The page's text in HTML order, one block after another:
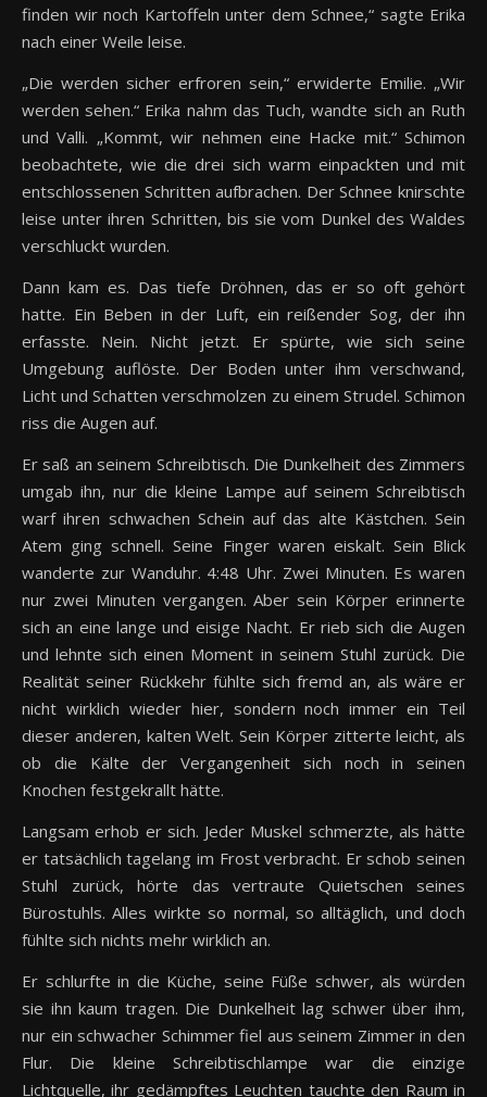
finden wir noch Kartoffeln unter dem Schnee,“ sagte Erika
nach einer Weile leise.
„Die werden sicher erfroren sein,“ erwiderte Emilie. „Wir
werden sehen.“ Erika nahm das Tuch, wandte sich an Ruth
und Valli. „Kommt, wir nehmen eine Hacke mit.“ Schimon
beobachtete, wie die drei sich warm einpackten und mit
entschlossenen Schritten aufbrachen. Der Schnee knirschte
leise unter ihren Schritten, bis sie vom Dunkel des Waldes
verschluckt wurden.
Dann kam es. Das tiefe Dröhnen, das er so oft gehört
hatte. Ein Beben in der Luft, ein reißender Sog, der ihn
erfasste. Nein. Nicht jetzt. Er spürte, wie sich seine
Umgebung auflöste. Der Boden unter ihm verschwand,
Licht und Schatten verschmolzen zu einem Strudel. Schimon
riss die Augen auf.
Er saß an seinem Schreibtisch. Die Dunkelheit des Zimmers
umgab ihn, nur die kleine Lampe auf seinem Schreibtisch
warf ihren schwachen Schein auf das alte Kästchen. Sein
Atem ging schnell. Seine Finger waren eiskalt. Sein Blick
wanderte zur Wanduhr. 4:48 Uhr. Zwei Minuten. Es waren
nur zwei Minuten vergangen. Aber sein Körper erinnerte
sich an eine lange und eisige Nacht. Er rieb sich die Augen
und lehnte sich einen Moment in seinem Stuhl zurück. Die
Realität seiner Rückkehr fühlte sich fremd an, als wäre er
nicht wirklich wieder hier, sondern noch immer ein Teil
dieser anderen, kalten Welt. Sein Körper zitterte leicht, als
ob die Kälte der Vergangenheit sich noch in seinen
Knochen festgekrallt hätte.
Langsam erhob er sich. Jeder Muskel schmerzte, als hätte
er tatsächlich tagelang im Frost verbracht. Er schob seinen
Stuhl zurück, hörte das vertraute Quietschen seines
Bürostuhls. Alles wirkte so normal, so alltäglich, und doch
fühlte sich nichts mehr wirklich an.
Er schlurfte in die Küche, seine Füße schwer, als würden
sie ihn kaum tragen. Die Dunkelheit lag schwer über ihm,
nur ein schwacher Schimmer fiel aus seinem Zimmer in den
Flur. Die kleine Schreibtischlampe war die einzige
Lichtquelle, ihr gedämpftes Leuchten tauchte den Raum in